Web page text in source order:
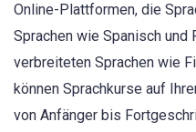
Online-Plattformen, die
Sprachen wie Spanisch
verbreiteten Sprachen wie
können Sprachkurse auf
von Anfänger bis